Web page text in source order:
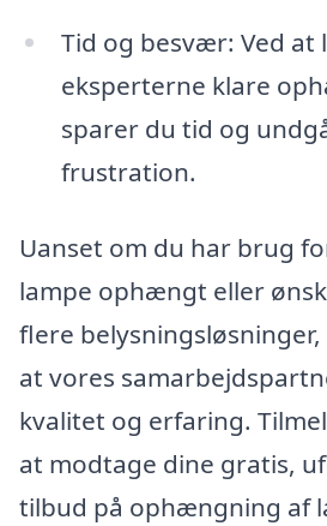
Tid og besvær: Ved at
eksperterne klare
sparer du tid og
frustration.
Uanset om du har brug
lampe ophængt eller
flere
at vores
kvalitet og erfaring.
at modtage dine gratis,
tilbud på ophængning af